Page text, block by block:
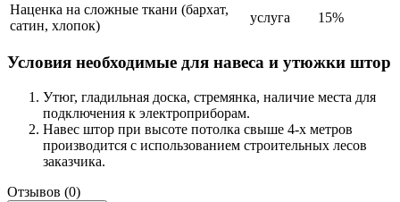
Наценка на сложные ткани (бархат,
сатин, хлопок)
услуга 15%
Условия необходимые для навеса и утюжки штор
Утюг, гладильная доска, стремянка, наличие места для
подключения к электроприборам.
Навес штор при высоте потолка свыше 4-х метров
производится с использованием строительных лесов
заказчика.
Отзывов (0)